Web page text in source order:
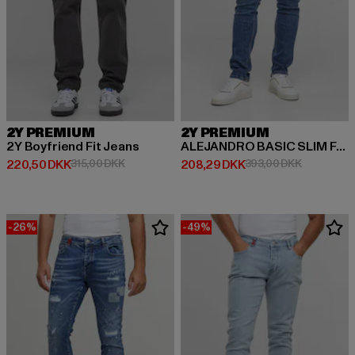
2Y PREMIUM
2Y Boyfriend Fit Jeans
220,50 DKK
Nuværende pris: 220,50 DKK
315,00 DKKKampagnepris: 315,00 DKK
2Y PREMIUM
ALEJANDRO BASIC SLIM FIT JEANS
208,29 DKK
Nuværende pris: 208,29 DKK
393,00 DKK
-26% -49%